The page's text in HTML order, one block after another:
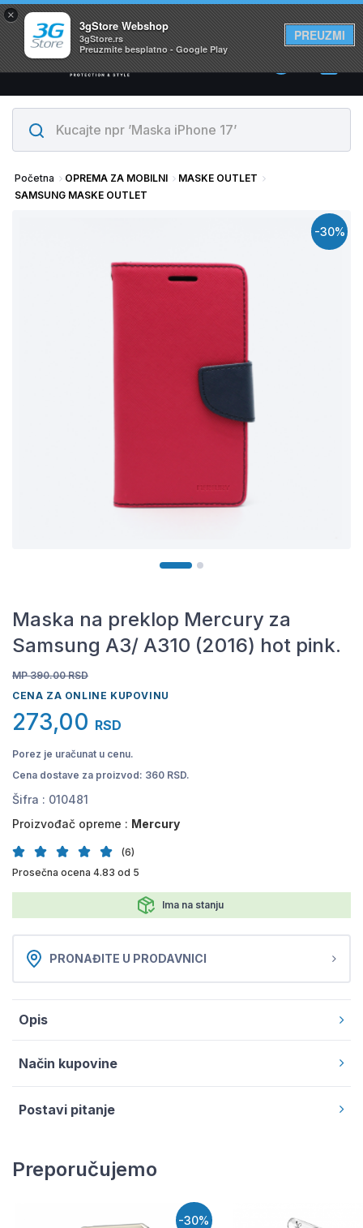
×
3gStore Webshop
3gStore.rs
Preuzmite besplatno - Google Play
PREUZMI
Svi proizvodi su na lageru. Slanje istog dana!
0
Početna OPREMA ZA MOBILNI
MASKE OUTLET
SAMSUNG MASKE OUTLET
-30%
Maska na preklop Mercury za
Samsung A3/ A310 (2016) hot pink.
MP 390.00 RSD
CENA ZA ONLINE KUPOVINU
273,00 RSD
Porez je uračunat u cenu.
Cena dostave za proizvod: 360 RSD.
Šifra : 010481
Proizvođač opreme : Mercury
(6)
Prosečna ocena 4.83 od 5
Ima na stanju
PRONAĐITE U PRODAVNICI
Opis
Način kupovine
Postavi pitanje
Preporučujemo
-30%